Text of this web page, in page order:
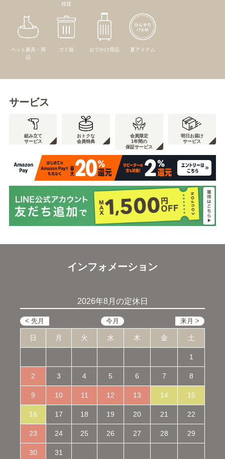
雑貨
ペット家具・用
品
ゴミ箱 おでかけ用品 夏アイテム
サービス
組み立て
サービス
おトクな
会員特典
会員限定
1年間の
保証サービス
明日お届け
サービス
インフォメーション
2026年8月の定休日
日 月 火 水 木 金 土
1
2 3 4 5 6 7 8
9 10 11 12 13 14 15
16 17 18 19 20 21 22
23 24 25 26 27 28 29
30 31